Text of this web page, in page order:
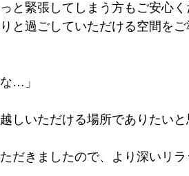
と緊張してしまう方もご安心く
と過ごしていただける空間をご
…」
しいただける場所でありたいと
だきましたので、より深いリ